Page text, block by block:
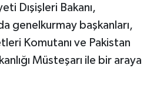
Dışişleri Bakanı,
genelkurmay başkanları,
Komutanı ve Pakistan
Müsteşarı ile bir araya